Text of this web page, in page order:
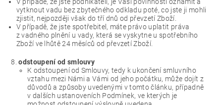
vytknout vadu bez zbytečného odkladu poté, co jste ji mohli
zjistit, nejpozději však do tří dnů od převzetí Zboží.
V případě, že jste spotřebitel, máte právo uplatit práva
z vadného plnění u vady, která se vyskytne u spotřebního
Zboží ve lhůtě 24 měsíců od převzetí Zboží.
odstoupení od smlouvy
K odstoupení od Smlouvy, tedy k ukončení smluvního
vztahu mezi Námi a Vámi od jeho počátku, může dojít z
důvodů a způsoby uvedenými v tomto článku, případně
v dalších ustanoveních Podmínek, ve kterých je